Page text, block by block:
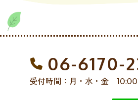
06-6170-
受付時間：月・水・金 10:00